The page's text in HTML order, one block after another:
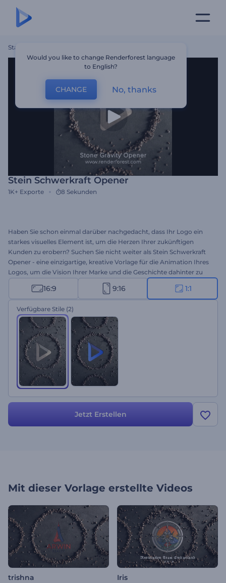
Startseite
Stein Schwerkraft Opener
1K+ Exporte 8 Sekunden
Haben Sie schon einmal darüber nachgedacht, dass Ihr Logo ein
starkes visuelles Element ist, um die Herzen Ihrer zukünftigen
Kunden zu erobern? Suchen Sie nicht weiter als Stein Schwerkraft
Opener - eine einzigartige, kreative Vorlage für die Animation Ihres
Logos, um die Vision Ihrer Marke und die Geschichte dahinter zu
präsentieren. Mit kleinen animierten Steinbrocken, die sich zu Ihrem
Logo zusammenfügen, wird sich jeder auf den ersten Blick in Ihr
Markenlogo verlieben. Um Ihren außergewöhnlichen Video-Opener
zu erstellen, sollten Sie Ihr Logo hochladen, den Slogan eingeben
und ein paar Minuten warten, um eine professionell animierte
Logo-Animation zu erhalten. Perfekt geeignet für
Bauunternehmen, Präsentationseröffnungen für
Architekturprojekte oder andere entsprechende Projekte.
Probieren Sie es jetzt aus!
16:9 9:16 1:1
Verfügbare Stile (2)
Jetzt Erstellen
Mit dieser Vorlage erstellte Videos
trishna Iris
Would you like to change Renderforest language
to English?
CHANGE No, thanks